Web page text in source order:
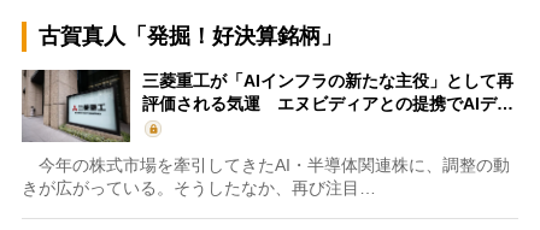
古賀真人「発掘！好決算銘柄」
三菱重工が「AIインフラの新たな主役」として再
評価される気運 エヌビディアとの提携でAIデ…
今年の株式市場を牽引してきたAI・半導体関連株に、調整の動
きが広がっている。そうしたなか、再び注目…